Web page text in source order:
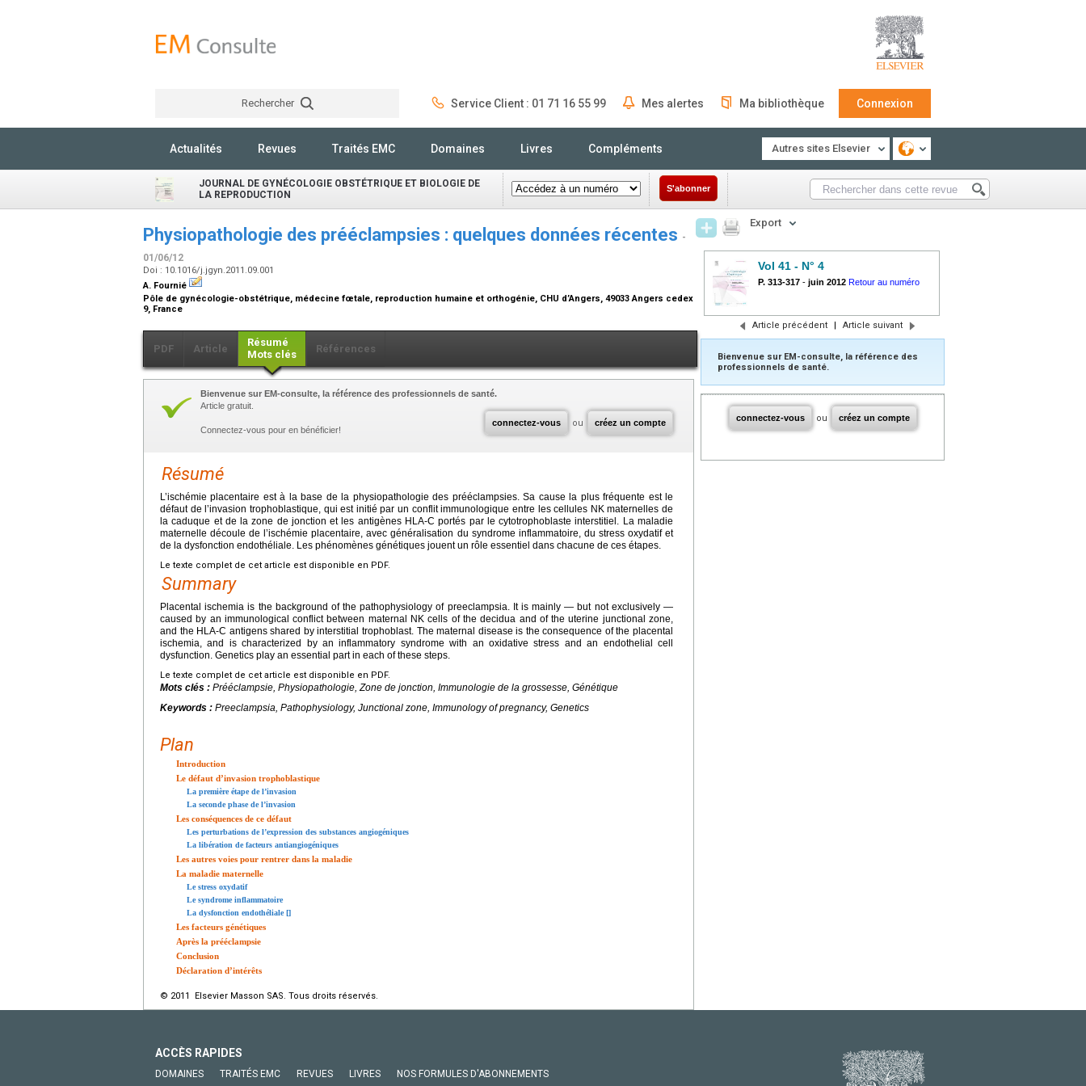
Rechercher Service Client : 01 71 16 55 99 Mes alertes Ma bibliothèque Connexion
Actualités Revues Traités EMC Domaines Livres Compléments Autres sites Elsevier
JOURNAL DE GYNÉCOLOGIE OBSTÉTRIQUE ET BIOLOGIE DE
LA REPRODUCTION
S'abonner
Physiopathologie des prééclampsies : quelques données récentes -
01/06/12
Doi : 10.1016/j.jgyn.2011.09.001
A. Fournié
Pôle de gynécologie-obstétrique, médecine fœtale, reproduction humaine et orthogénie, CHU d’Angers, 49033 Angers cedex
9, France
PDF Article
Résumé
Mots clés
Références
connectez-vous ou créez un compte
Bienvenue sur EM-consulte, la référence des professionnels de santé.
Article gratuit.
Connectez-vous pour en bénéficier!
Résumé
L’ischémie placentaire est à la base de la physiopathologie des prééclampsies. Sa cause la plus fréquente est le
défaut de l’invasion trophoblastique, qui est initié par un conflit immunologique entre les cellules NK maternelles de
la caduque et de la zone de jonction et les antigènes HLA-C portés par le cytotrophoblaste interstitiel. La maladie
maternelle découle de l’ischémie placentaire, avec généralisation du syndrome inflammatoire, du stress oxydatif et
de la dysfonction endothéliale. Les phénomènes génétiques jouent un rôle essentiel dans chacune de ces étapes.
Le texte complet de cet article est disponible en PDF.
Summary
Placental ischemia is the background of the pathophysiology of preeclampsia. It is mainly — but not exclusively —
caused by an immunological conflict between maternal NK cells of the decidua and of the uterine junctional zone,
and the HLA-C antigens shared by interstitial trophoblast. The maternal disease is the consequence of the placental
ischemia, and is characterized by an inflammatory syndrome with an oxidative stress and an endothelial cell
dysfunction. Genetics play an essential part in each of these steps.
Le texte complet de cet article est disponible en PDF.
Mots clés : Prééclampsie, Physiopathologie, Zone de jonction, Immunologie de la grossesse, Génétique
Keywords : Preeclampsia, Pathophysiology, Junctional zone, Immunology of pregnancy, Genetics
Plan
Introduction
Le défaut d’invasion trophoblastique
La première étape de l’invasion
La seconde phase de l’invasion
Les conséquences de ce défaut
Les perturbations de l’expression des substances angiogéniques
La libération de facteurs antiangiogéniques
Les autres voies pour rentrer dans la maladie
La maladie maternelle
Le stress oxydatif
Le syndrome inflammatoire
La dysfonction endothéliale []
Les facteurs génétiques
Après la prééclampsie
Conclusion
Déclaration d’intérêts
© 2011 Elsevier Masson SAS. Tous droits réservés.
Export
Vol 41 - N° 4
P. 313-317 - juin 2012 Retour au numéro
Article précédent | Article suivant
Bienvenue sur EM-consulte, la référence des
professionnels de santé.
connectez-vous ou créez un compte
ACCÈS RAPIDES
DOMAINES TRAITÉS EMC REVUES LIVRES NOS FORMULES D'ABONNEMENTS